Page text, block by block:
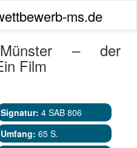
ms.de
– der
Film
Signatur: 4 SAB 806
Umfang: 65 S.